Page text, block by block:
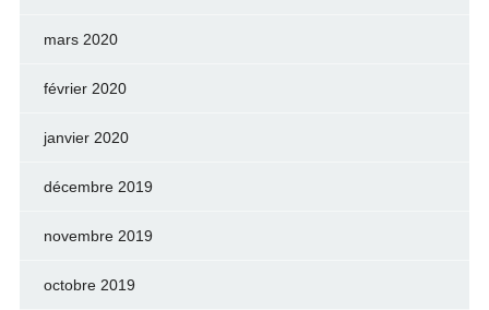
mars 2020
février 2020
janvier 2020
décembre 2019
novembre 2019
octobre 2019